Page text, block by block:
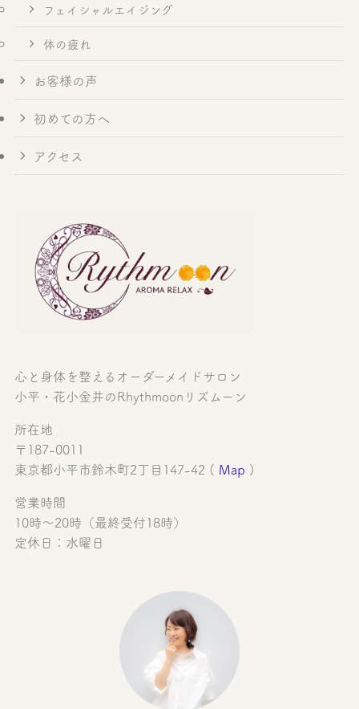
フェイシャルエイジング
体の疲れ
お客様の声
初めての方へ
アクセス
心と身体を整えるオーダーメイドサロン
小平・花小金井のRhythmoonリズムーン
所在地
〒187-0011
東京都小平市鈴木町2丁目147-42 ( Map )
営業時間
10時〜20時（最終受付18時）
定休日：水曜日